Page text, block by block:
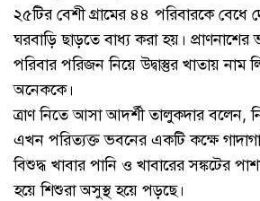
২৫টির বেশী গ্রামের ৪৪ পরিবারকে বেধে
ঘরবাড়ি ছাড়তে বাধ্য করা হয়।
পরিবার পরিজন নিয়ে উদ্বাস্তুর খাতায় নাম
অনেককে।
ত্রাণ নিতে আসা আদর্শী তালুকদার বলেন,
এখন পরিত্যক্ত ভবনের একটি কক্ষে
বিশুদ্ধ খাবার পানি ও খাবারের সঙ্কটের
হয়ে শিশুরা অসুস্থ হয়ে পড়ছে।